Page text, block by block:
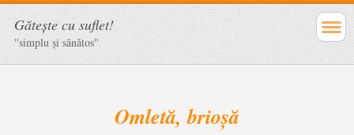
Găteşte cu suflet!
''simplu şi sănătos''
Omletă, brioșă